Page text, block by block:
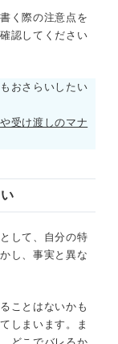
く際の注意点を
認してください
おさらいしたい
受け渡しのマナ
して、自分の特
し、事実と異な
ことはないかも
しまいます。ま